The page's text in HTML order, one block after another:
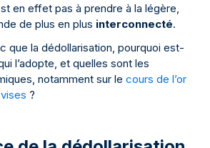
en effet pas à prendre à la légère,
de plus en plus interconnecté.
que la dédollarisation, pourquoi est-
l’adopte, et quelles sont les
notamment sur le cours de l’or
?